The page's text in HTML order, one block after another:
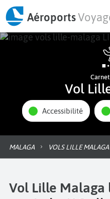
Aéroports
Vol
Accessibilité
MALAGA VOLS LILLE MALAGA
Vol Lille Malaga